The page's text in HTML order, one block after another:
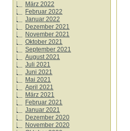
März 2022
Februar 2022
Januar 2022
Dezember 2021
November 2021
Oktober 2021
September 2021
August 2021
Juli 2021
Juni 2021
Mai 2021
April 2021
März 2021
Februar 2021
Januar 2021
Dezember 2020
November 2020